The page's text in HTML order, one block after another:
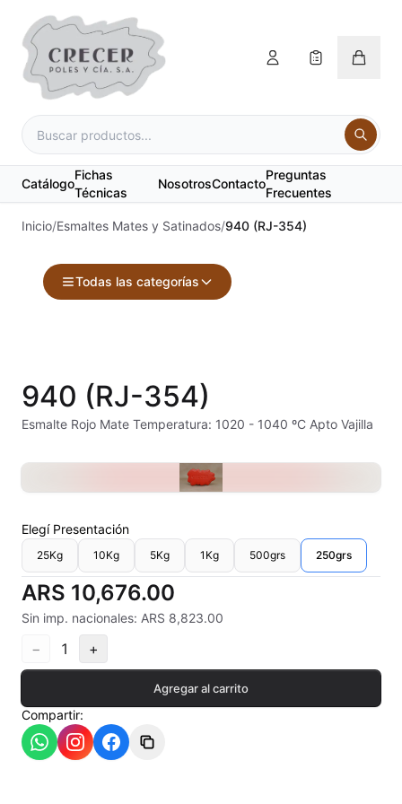
Catálogo
Fichas
Técnicas
NosotrosContacto
Preguntas
Frecuentes
Inicio/Esmaltes Mates y Satinados/940 (RJ-354)
Todas las categorías
Alambre Kanthal
Bizcochos cerámicos
Conos pirometricos Orton
Contramoldes
Crayones cerámicos
Engobes
940 (RJ-354)
Esmalte Rojo Mate Temperatura: 1020 - 1040 ºC Apto Vajilla
Elegí Presentación
25Kg 10Kg 5Kg 1Kg 500grs 250grs
ARS 10,676.00
Sin imp. nacionales: ARS 8,823.00
− 1 +
Agregar al carrito
Compartir: